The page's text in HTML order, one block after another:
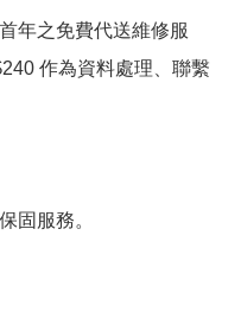
年之免費代送維修服
作為資料處理、聯繫
固服務。